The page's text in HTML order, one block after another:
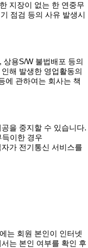
지장이 없는 한 연중무
점검 등의 사유 발생시
용S/W 불법배포 등의
해 발생한 영업활동의
에 관하여는 회사는 책
을 중지할 수 있습니다.
이한 경우
가 전기통신 서비스를
는 회원 본인이 인터넷
는 본인 여부를 확인 후